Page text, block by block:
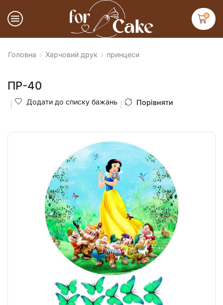
0
Головна Харчовий друк принцеси
ПР-40
Додати до списку бажань Порівняти